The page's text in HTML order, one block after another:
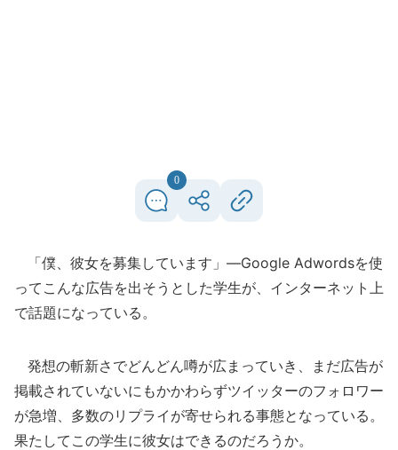
0
「僕、彼女を募集しています」―Google Adwordsを使
ってこんな広告を出そうとした学生が、インターネット上
で話題になっている。
発想の斬新さでどんどん噂が広まっていき、まだ広告が
掲載されていないにもかかわらずツイッターのフォロワー
が急増、多数のリプライが寄せられる事態となっている。
果たしてこの学生に彼女はできるのだろうか。